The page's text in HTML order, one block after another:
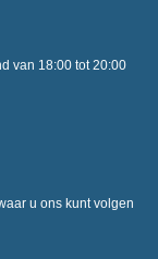
van 18:00 tot 20:00
u ons kunt volgen